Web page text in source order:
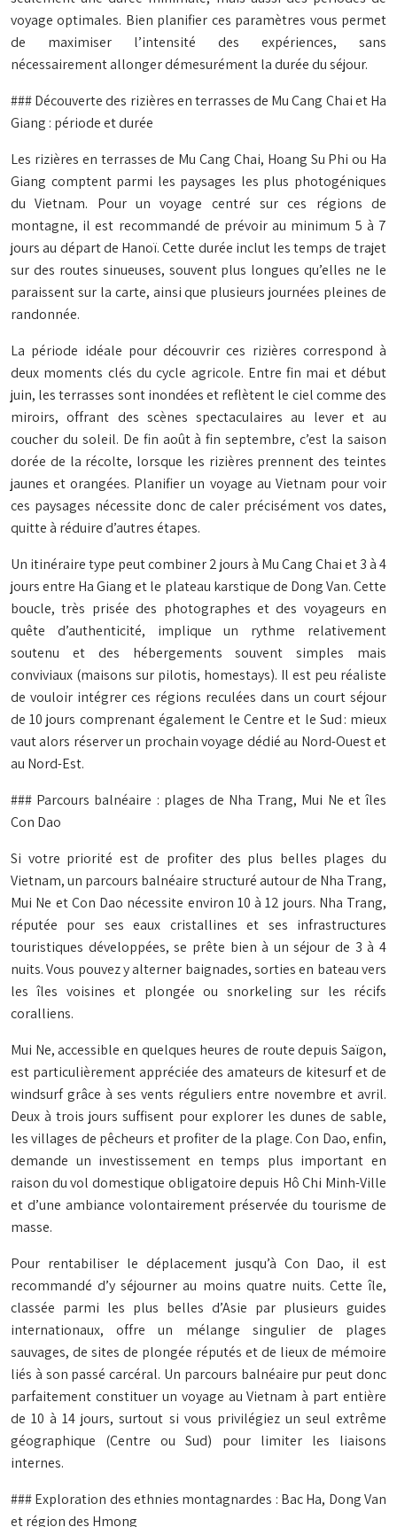
voyage optimales. Bien planifier ces paramètres vous permet
de maximiser l’intensité des expériences, sans
nécessairement allonger démesurément la durée du séjour.
### Découverte des rizières en terrasses de Mu Cang Chai et Ha
Giang : période et durée
Les rizières en terrasses de Mu Cang Chai, Hoang Su Phi ou Ha
Giang comptent parmi les paysages les plus photogéniques
du Vietnam. Pour un voyage centré sur ces régions de
montagne, il est recommandé de prévoir au minimum 5 à 7
jours au départ de Hanoï. Cette durée inclut les temps de trajet
sur des routes sinueuses, souvent plus longues qu’elles ne le
paraissent sur la carte, ainsi que plusieurs journées pleines de
randonnée.
La période idéale pour découvrir ces rizières correspond à
deux moments clés du cycle agricole. Entre fin mai et début
juin, les terrasses sont inondées et reflètent le ciel comme des
miroirs, offrant des scènes spectaculaires au lever et au
coucher du soleil. De fin août à fin septembre, c’est la saison
dorée de la récolte, lorsque les rizières prennent des teintes
jaunes et orangées. Planifier un voyage au Vietnam pour voir
ces paysages nécessite donc de caler précisément vos dates,
quitte à réduire d’autres étapes.
Un itinéraire type peut combiner 2 jours à Mu Cang Chai et 3 à 4
jours entre Ha Giang et le plateau karstique de Dong Van. Cette
boucle, très prisée des photographes et des voyageurs en
quête d’authenticité, implique un rythme relativement
soutenu et des hébergements souvent simples mais
conviviaux (maisons sur pilotis, homestays). Il est peu réaliste
de vouloir intégrer ces régions reculées dans un court séjour
de 10 jours comprenant également le Centre et le Sud : mieux
vaut alors réserver un prochain voyage dédié au Nord-Ouest et
au Nord-Est.
### Parcours balnéaire : plages de Nha Trang, Mui Ne et îles
Con Dao
Si votre priorité est de profiter des plus belles plages du
Vietnam, un parcours balnéaire structuré autour de Nha Trang,
Mui Ne et Con Dao nécessite environ 10 à 12 jours. Nha Trang,
réputée pour ses eaux cristallines et ses infrastructures
touristiques développées, se prête bien à un séjour de 3 à 4
nuits. Vous pouvez y alterner baignades, sorties en bateau vers
les îles voisines et plongée ou snorkeling sur les récifs
coralliens.
Mui Ne, accessible en quelques heures de route depuis Saïgon,
est particulièrement appréciée des amateurs de kitesurf et de
windsurf grâce à ses vents réguliers entre novembre et avril.
Deux à trois jours suffisent pour explorer les dunes de sable,
les villages de pêcheurs et profiter de la plage. Con Dao, enfin,
demande un investissement en temps plus important en
raison du vol domestique obligatoire depuis Hô Chi Minh-Ville
et d’une ambiance volontairement préservée du tourisme de
masse.
Pour rentabiliser le déplacement jusqu’à Con Dao, il est
recommandé d’y séjourner au moins quatre nuits. Cette île,
classée parmi les plus belles d’Asie par plusieurs guides
internationaux, offre un mélange singulier de plages
sauvages, de sites de plongée réputés et de lieux de mémoire
liés à son passé carcéral. Un parcours balnéaire pur peut donc
parfaitement constituer un voyage au Vietnam à part entière
de 10 à 14 jours, surtout si vous privilégiez un seul extrême
géographique (Centre ou Sud) pour limiter les liaisons
internes.
### Exploration des ethnies montagnardes : Bac Ha, Dong Van
et région des Hmong